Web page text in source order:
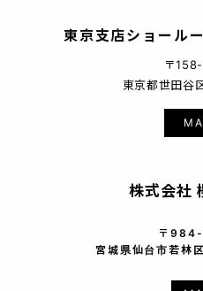
東京支店ショール
〒
東京都世田谷
株式会社
〒
宮城県仙台市若林